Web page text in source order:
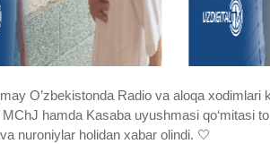
O’zbekistonda Radio va aloqa
MChJ hamda Kasaba uyushmasi qo‘mitasi
nuroniylar holidan xabar olindi. 🤍